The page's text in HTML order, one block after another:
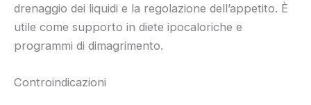
drenaggio dei liquidi e la regolazione dell’appetito. È
utile come supporto in diete ipocaloriche e
programmi di dimagrimento.
Controindicazioni